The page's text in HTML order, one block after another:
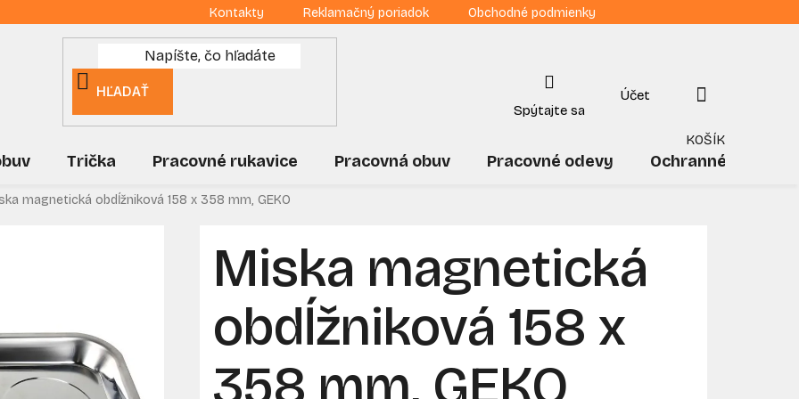
Kontakty Reklamačný poriadok Obchodné podmienky
HĽADAŤ
NÁKUPNÝ
KOŠÍK
Trička Pracovné rukavice Pracovná obuv Pracovné odevy Ochranné
magnetická obdĺžniková 158 x 358 mm, GEKO
Miska magnetická
obdĺžniková 158 x
358 mm, GEKO